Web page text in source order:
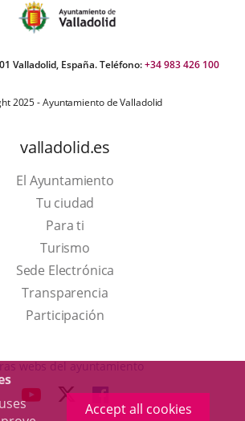
Accept all cookies
Valladolid, España. Teléfono:+34 983 426 100
2025 - Ayuntamiento de Valladolid
valladolid.es
El Ayuntamiento
Tu ciudad
Para ti
TurismoThis
link
will
open
a
up
Sede Electrónica
Transparencia
Participación
webs del ayuntamiento
LINK LINK
TO
LINK
TO